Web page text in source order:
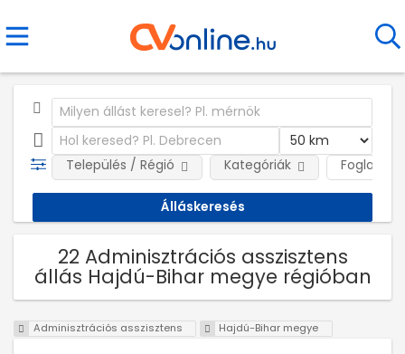
Település / Régió Kategóriák
22 Adminisztrációs asszisztens
állás Hajdú-Bihar megye régióban
Adminisztrációs asszisztens Hajdú-Bihar megye